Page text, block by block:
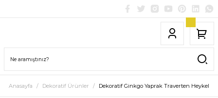
Anasayfa Dekoratif Ürünler Dekoratif Ginkgo Yaprak Traverten Heykel